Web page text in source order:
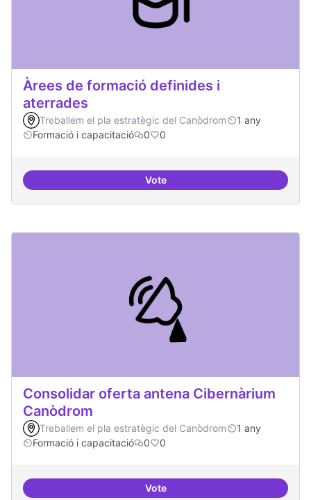
Àrees de formació definides i
aterrades
Treballem el pla estratègic del Canòdrom
1 any
Formació i capacitació
0 0
VoteÀrees de formació definides i
Consolidar oferta antena Cibernàrium
Canòdrom
Treballem el pla estratègic del Canòdrom
1 any
Formació i capacitació
0 0
VoteConsolidar oferta antena